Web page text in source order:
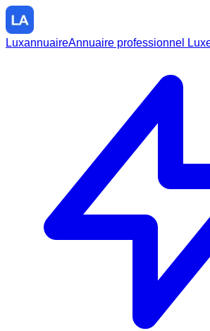
LuxannuaireAnnuaire professionnel